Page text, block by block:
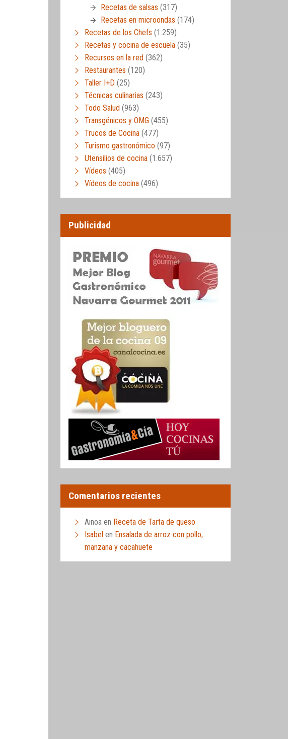
Recetas de salsas (317)
Recetas en microondas (174)
Recetas de los Chefs (1.259)
Recetas y cocina de escuela (35)
Recursos en la red (362)
Restaurantes (120)
Taller I+D (25)
Técnicas culinarias (243)
Todo Salud (963)
Transgénicos y OMG (455)
Trucos de Cocina (477)
Turismo gastronómico (97)
Utensilios de cocina (1.657)
Vídeos (405)
Vídeos de cocina (496)
Publicidad
Comentarios recientes
Ainoa en Receta de Tarta de queso
Isabel en Ensalada de arroz con pollo,
manzana y cacahuete